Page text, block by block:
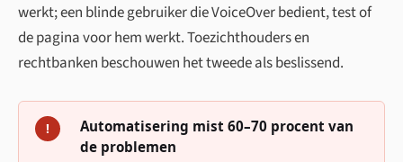
werkt; een blinde gebruiker die VoiceOver bedient, test of
de pagina voor hem werkt. Toezichthouders en
rechtbanken beschouwen het tweede als beslissend.
!
Automatisering mist 60–70 procent van
de problemen